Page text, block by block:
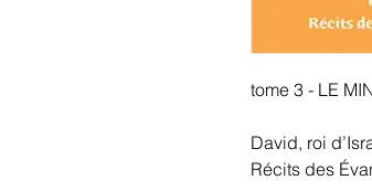
tome 3 - LE
David, roi
Récits des